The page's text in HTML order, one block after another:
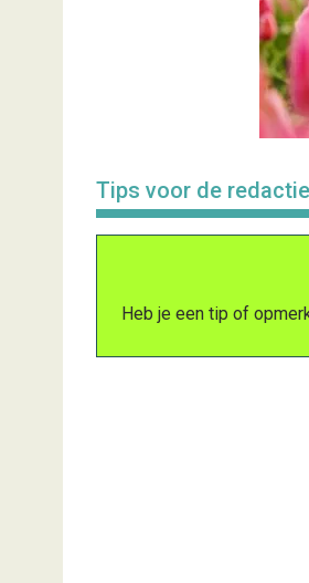
Tips voor de redactie
Heb je een tip of